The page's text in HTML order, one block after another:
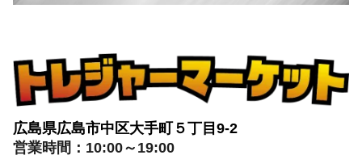
広島県広島市中区大手町５丁目9-2
営業時間：10:00～19:00